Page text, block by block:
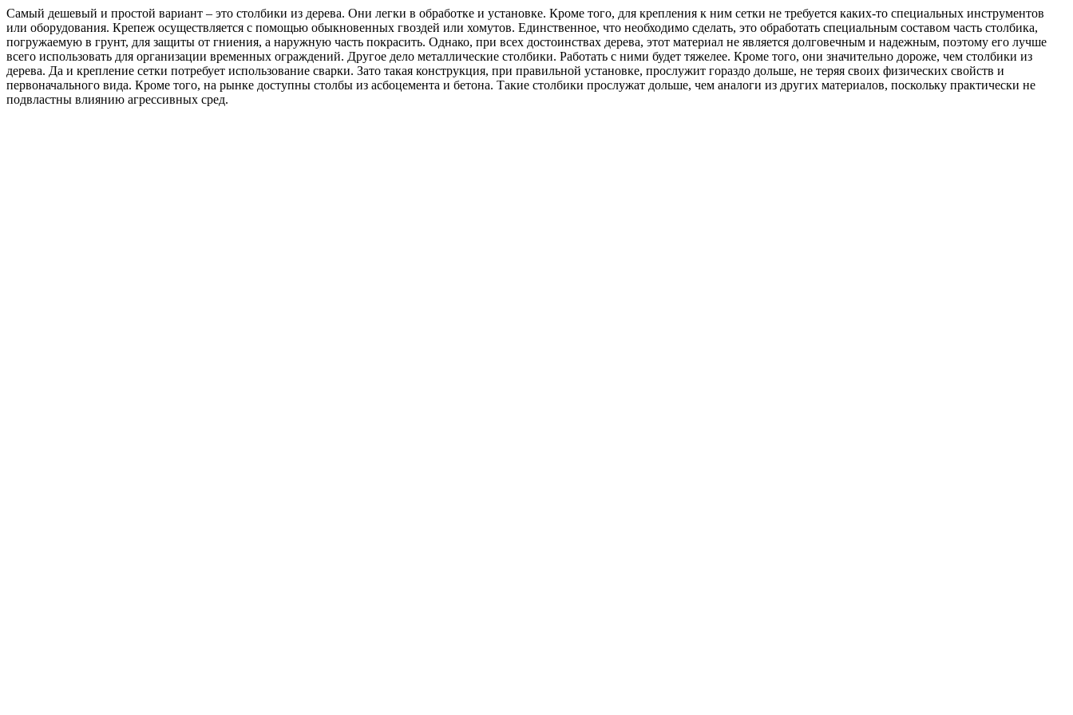
Самый дешевый и простой вариант – это столбики из дерева. Они легки в обработке и установке. Кроме того, для крепления к ним сетки не требуется каких-то специальных инструментов
или оборудования. Крепеж осуществляется с помощью обыкновенных гвоздей или хомутов. Единственное, что необходимо сделать, это обработать специальным составом часть столбика,
погружаемую в грунт, для защиты от гниения, а наружную часть покрасить. Однако, при всех достоинствах дерева, этот материал не является долговечным и надежным, поэтому его лучше
всего использовать для организации временных ограждений. Другое дело металлические столбики. Работать с ними будет тяжелее. Кроме того, они значительно дороже, чем столбики из
дерева. Да и крепление сетки потребует использование сварки. Зато такая конструкция, при правильной установке, прослужит гораздо дольше, не теряя своих физических свойств и
первоначального вида. Кроме того, на рынке доступны столбы из асбоцемента и бетона. Такие столбики прослужат дольше, чем аналоги из других материалов, поскольку практически не
подвластны влиянию агрессивных сред.